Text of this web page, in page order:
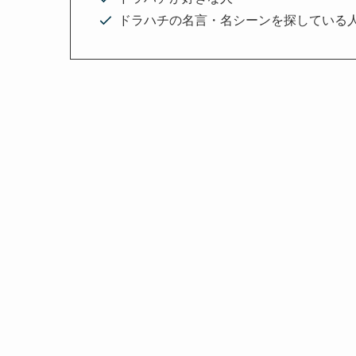
ドラハチの名言・名シーンを探している